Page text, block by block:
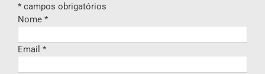
* campos obrigatórios
Nome *
Email *